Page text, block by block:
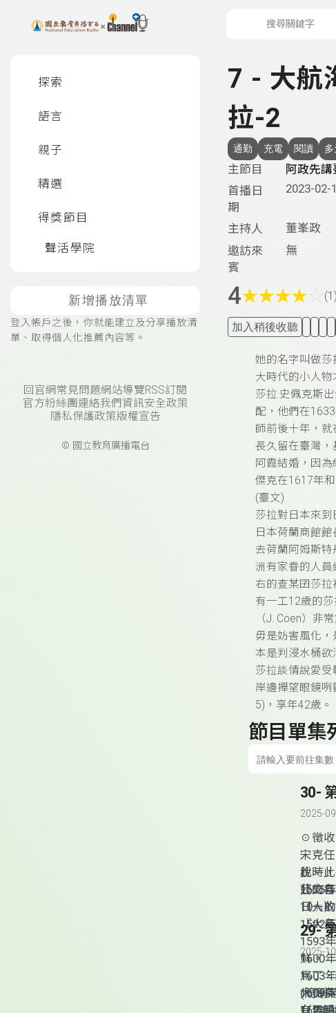
上方功能區塊
探索
語言
親子
精選
得獎節目
聲活學院
新增播放清單
登入帳戶之後，你就能建立及分享播放清
單、取得個人化推薦內容等。
回官網常見問題網站導覽RSS訂閱
官方粉絲團連絡我們 資訊安全政策
隱私保護政策版權宣告
© 國立教育廣播電台
7 - 大航
拉-2
通勤 充電 閱讀
主節目
阿政先
首播日
期
2023-02-
主持人
董峯政
邀訪來
賓
無
4★★★★ (1)
加入稍後收聽
她的名字叫做
大時代的小人
莎拉.史佩克斯
配，他們在
師前後十年，
長久留在臺灣
阿霞結婚，因
傑克在1617年
(臺文)
莎拉對日本來到
日本荷蘭商館
去荷蘭阿姆斯特
洲有家眷的人員
右的查某囝莎拉
有一工12歲的
（J. Coen）非
毋是妨害風化
本是判浸水桶欲
莎拉談情說愛
岸邊攑望眼鏡
5)，享年42歲。
節目單集
30-
2025-
☉徵收
宋克
稅。
此交
此時
莎的
10﹪
『大
1625
日人
（一
1592
1593
鮮。
1600
1603
(簡稱
1609
有馬
（二
29-
2025-
馬丁
大員
台灣